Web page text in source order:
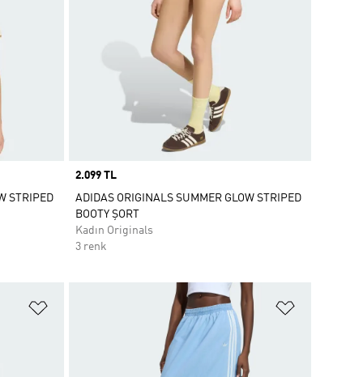
STRIPED
Price
2.099 TL
ADIDAS ORIGINALS SUMMER GLOW STRIPED
BOOTY ŞORT
Kadın Originals
3 renk